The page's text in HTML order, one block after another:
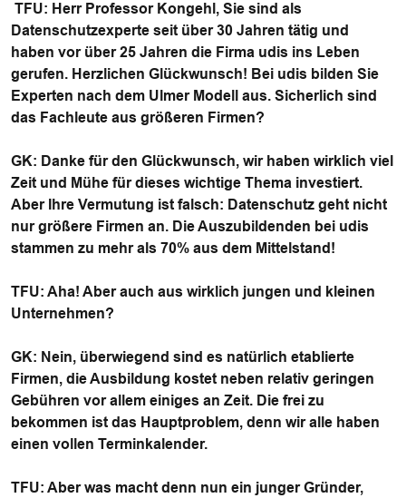
TFU: Herr Professor Kongehl, Sie sind als
Datenschutzexperte seit über 30 Jahren tätig und
haben vor über 25 Jahren die Firma udis ins Leben
gerufen. Herzlichen Glückwunsch! Bei udis bilden Sie
Experten nach dem Ulmer Modell aus. Sicherlich sind
das Fachleute aus größeren Firmen?
GK: Danke für den Glückwunsch, wir haben wirklich viel
Zeit und Mühe für dieses wichtige Thema investiert.
Aber Ihre Vermutung ist falsch: Datenschutz geht nicht
nur größere Firmen an. Die Auszubildenden bei udis
stammen zu mehr als 70% aus dem Mittelstand!
TFU: Aha! Aber auch aus wirklich jungen und kleinen
Unternehmen?
GK: Nein, überwiegend sind es natürlich etablierte
Firmen, die Ausbildung kostet neben relativ geringen
Gebühren vor allem einiges an Zeit. Die frei zu
bekommen ist das Hauptproblem, denn wir alle haben
einen vollen Terminkalender.
TFU: Aber was macht denn nun ein junger Gründer,